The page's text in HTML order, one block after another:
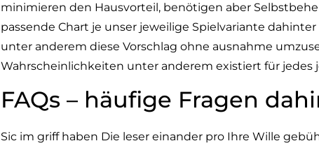
minimieren den Hausvorteil, benötigen aber
passende Chart je unser jeweilige Spielvariante
unter anderem diese Vorschlag ohne ausnahme
Wahrscheinlichkeiten unter anderem existiert für
FAQs – häufige Fragen
Sic im griff haben Die leser einander pro Ihre Wille